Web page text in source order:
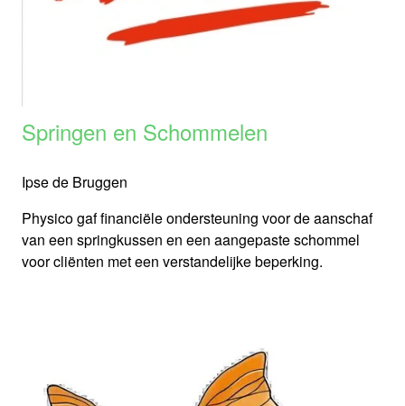
Springen en Schommelen
Ipse de Bruggen
Physico gaf financiële ondersteuning voor de aanschaf
van een springkussen en een aangepaste schommel
voor cliënten met een verstandelijke beperking.